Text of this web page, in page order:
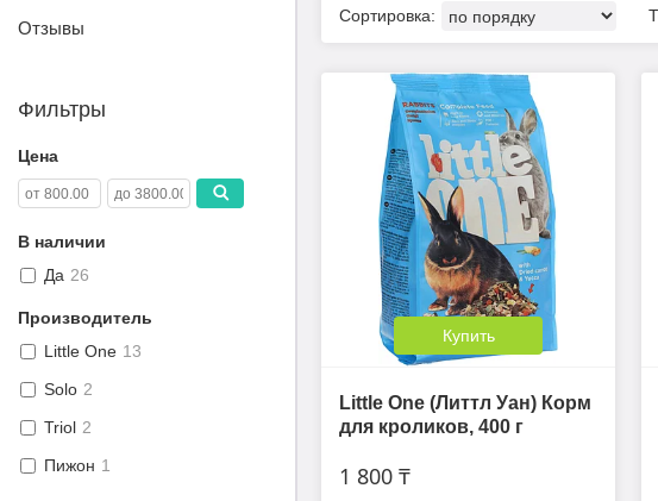
Купить
Little One (Литтл Уан) Корм
для кроликов, 400 г
1 800 ₸
Отзывы
Фильтры
Цена
В наличии
Да 26
Производитель
Little One 13
Solo 2
Triol 2
Пижон 1